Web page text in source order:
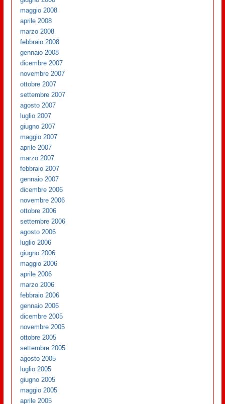
maggio 2008
aprile 2008
marzo 2008
febbraio 2008
gennaio 2008
dicembre 2007
novembre 2007
ottobre 2007
settembre 2007
agosto 2007
luglio 2007
giugno 2007
maggio 2007
aprile 2007
marzo 2007
febbraio 2007
gennaio 2007
dicembre 2006
novembre 2006
ottobre 2006
settembre 2006
agosto 2006
luglio 2006
giugno 2006
maggio 2006
aprile 2006
marzo 2006
febbraio 2006
gennaio 2006
dicembre 2005
novembre 2005
ottobre 2005
settembre 2005
agosto 2005
luglio 2005
giugno 2005
maggio 2005
aprile 2005